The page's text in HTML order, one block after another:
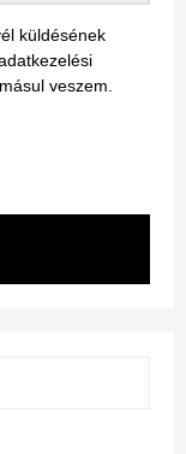
küldésének
veszem.